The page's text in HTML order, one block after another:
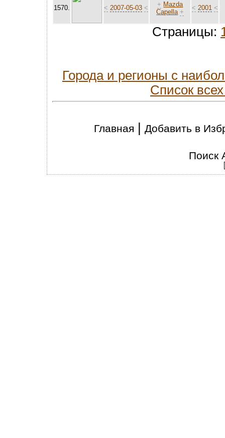
1570. < 2007-05-03 < + Mazda
Capella +
< 2001 <
Страницы:
Города и регионы с
Список
Главная | Добавить в
Поиск